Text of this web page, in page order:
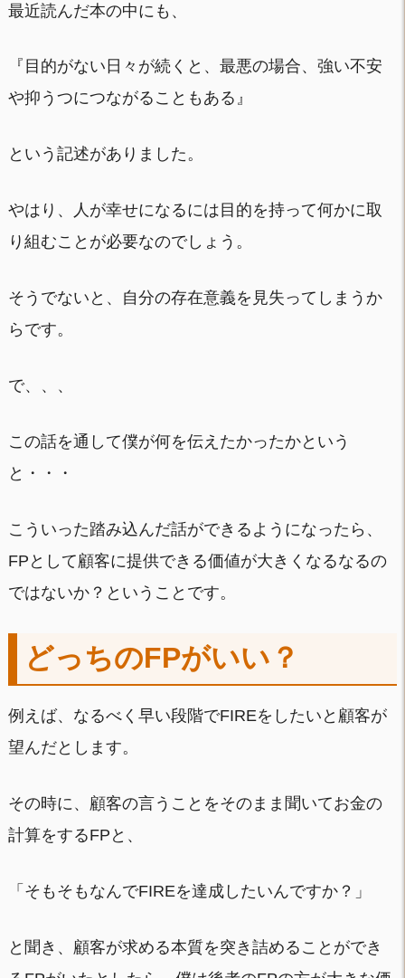
最近読んだ本の中にも、
『目的がない日々が続くと、最悪の場合、強い不安
や抑うつにつながることもある』
という記述がありました。
やはり、人が幸せになるには目的を持って何かに取
り組むことが必要なのでしょう。
そうでないと、自分の存在意義を見失ってしまうか
らです。
で、、、
この話を通して僕が何を伝えたかったかという
と・・・
こういった踏み込んだ話ができるようになったら、
FPとして顧客に提供できる価値が大きくなるなるの
ではないか？ということです。
どっちのFPがいい？
例えば、なるべく早い段階でFIREをしたいと顧客が
望んだとします。
その時に、顧客の言うことをそのまま聞いてお金の
計算をするFPと、
「そもそもなんでFIREを達成したいんですか？」
と聞き、顧客が求める本質を突き詰めることができ